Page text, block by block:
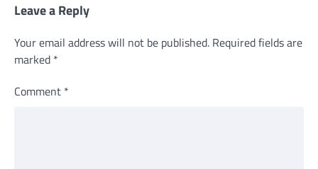
Leave a Reply
Your email address will not be published. Required fields are
marked *
Comment *